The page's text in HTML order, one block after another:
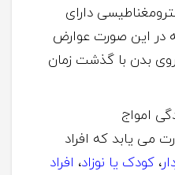
دارای
در این صورت عوارض
بدن با گذشت زمان
امواج
می یابد که افراد
، کودک یا نوزاد، افراد